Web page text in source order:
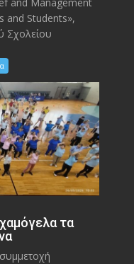
and Students»,
Σχολείου
τα